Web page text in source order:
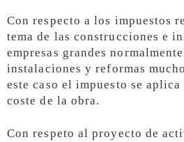
Con respecto a los impuestos
tema de las construcciones e
empresas grandes
instalaciones y reformas
este caso el impuesto se
coste de la obra.
Con respeto al proyecto de